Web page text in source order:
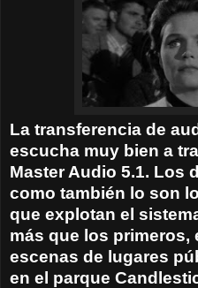
La transferencia de
escucha muy bien a
Master Audio 5.1. Los
como también lo son
que explotan el
más que los primeros,
escenas de lugares
en el parque